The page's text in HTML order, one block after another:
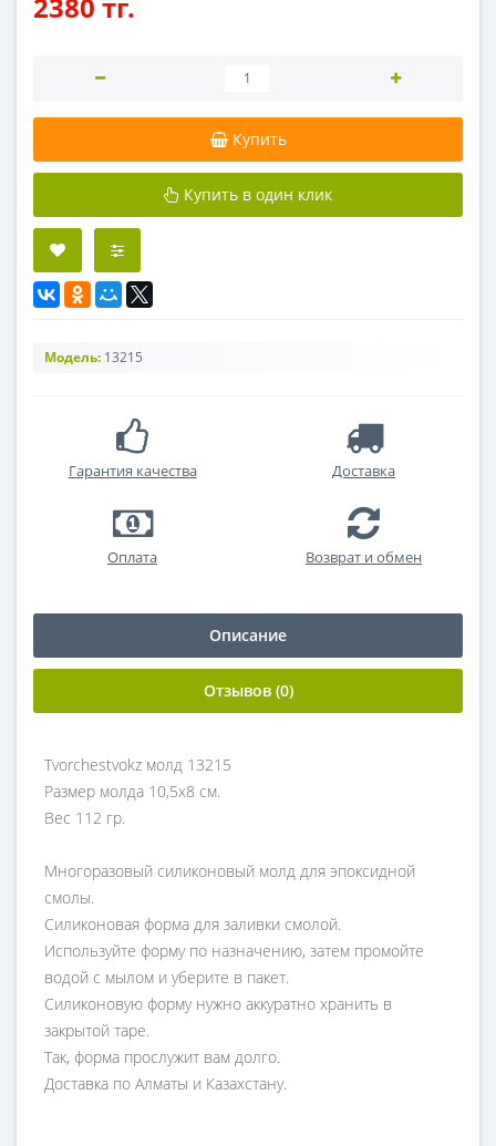
Купить
Купить в один клик
Модель: 13215
Гарантия качества Доставка
Оплата Возврат и обмен
Описание
Отзывов (0)
Tvorchestvokz молд 13215
Размер молда 10,5х8 см.
Вес 112 гр.
Многоразовый силиконовый молд для эпоксидной
смолы.
Силиконовая форма для заливки смолой.
Используйте форму по назначению, затем промойте
водой с мылом и уберите в пакет.
Силиконовую форму нужно аккуратно хранить в
закрытой таре.
Так, форма прослужит вам долго.
Доставка по Алматы и Казахстану.